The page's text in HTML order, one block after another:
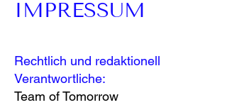
IMPRESSUM
Rechtlich und redaktionell
Verantwortliche:
Team of Tomorrow